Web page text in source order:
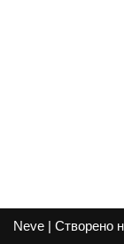
Neve | Створено